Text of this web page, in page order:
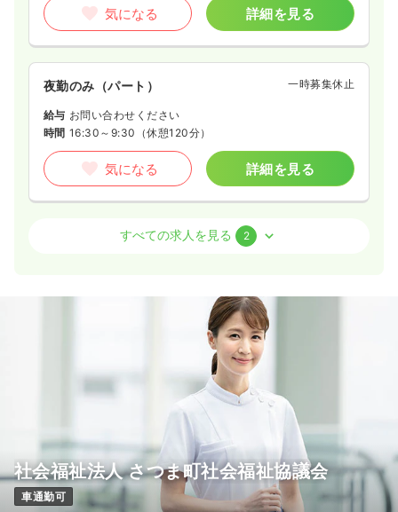
気になる 詳細を見る
夜勤のみ（パート） 一時募集休止
給与 お問い合わせください
時間 16:30～9:30 （休憩120分）
気になる 詳細を見る
正・准看護師
賞与2回
気になる 詳細を見る
2交代（常勤） 一時募集休止
給与 24.1〜28.4 /月 賞与2回
すべての求人を見る 2
社会福祉法人 さつま町社会福祉協議会
車通勤可